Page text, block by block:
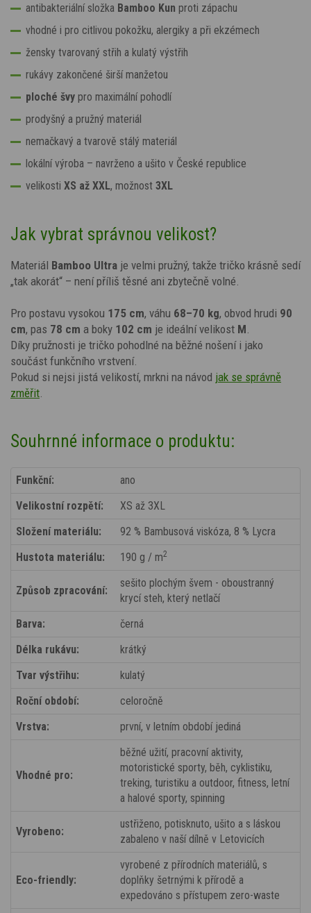
antibakteriální složka Bamboo Kun proti zápachu
vhodné i pro citlivou pokožku, alergiky a při ekzémech
žensky tvarovaný střih a kulatý výstřih
rukávy zakončené širší manžetou
ploché švy pro maximální pohodlí
prodyšný a pružný materiál
nemačkavý a tvarově stálý materiál
lokální výroba – navrženo a ušito v České republice
velikosti XS až XXL, možnost 3XL
Jak vybrat správnou velikost?
Materiál Bamboo Ultra je velmi pružný, takže tričko krásně sedí
„tak akorát“ – není příliš těsné ani zbytečně volné.
Pro postavu vysokou 175 cm, váhu 68–70 kg, obvod hrudi 90
cm, pas 78 cm a boky 102 cm je ideální velikost M
Díky pružnosti je tričko pohodlné na běžné nošení i jako
součást funkčního vrstvení.
Pokud si nejsi jistá velikostí, mrkni na návod jak se správně
změřit
Souhrnné informace o produktu:
Funkční:
ano
Velikostní rozpětí:
XS až 3XL
Složení materiálu:
92 % Bambusová viskóza, 8 % Lycra
Hustota materiálu:
190 g / m2
Způsob zpracování:
sešito plochým švem - oboustranný
krycí steh, který netlačí
Barva:
černá
Délka rukávu:
krátký
Tvar výstřihu:
kulatý
Roční období:
celoročně
Vrstva:
první, v letním období jediná
Vhodné pro:
běžné užití, pracovní aktivity,
motoristické sporty, běh, cyklistiku,
treking, turistiku a outdoor, fitness, letní
a halové sporty, spinning
Vyrobeno:
ustřiženo, potisknuto, ušito a s láskou
zabaleno v naší dílně v Letovicích
Eco-friendly:
vyrobené z přírodních materiálů, s
doplňky šetrnými k přírodě a
expedováno s přístupem zero-waste